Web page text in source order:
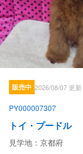
販売中 2026/08/07 更新
PY000007307
トイ・プードル
見学地：京都府